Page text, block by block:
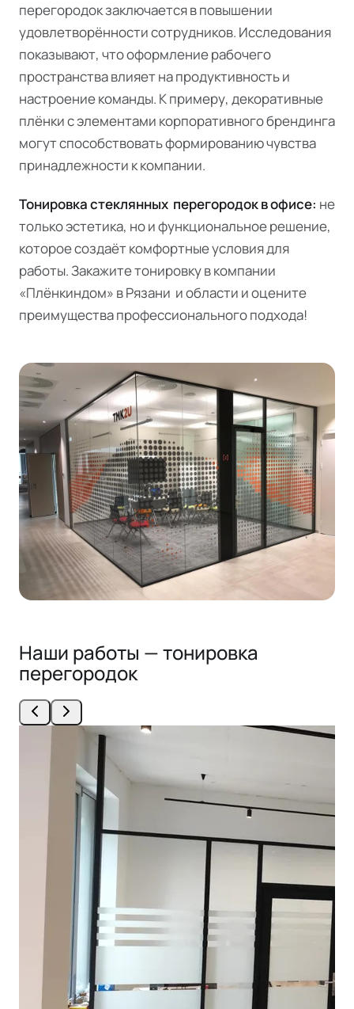
перегородок заключается в повышении
удовлетворённости сотрудников. Исследования
показывают, что оформление рабочего
пространства влияет на продуктивность и
настроение команды. К примеру, декоративные
плёнки с элементами корпоративного брендинга
могут способствовать формированию чувства
принадлежности к компании.
Тонировка стеклянных перегородок в офисе: не
только эстетика, но и функциональное решение,
которое создаёт комфортные условия для
работы. Закажите тонировку в компании
«Плёнкиндом» в Рязани и области и оцените
преимущества профессионального подхода!
Наши работы — тонировка
перегородок